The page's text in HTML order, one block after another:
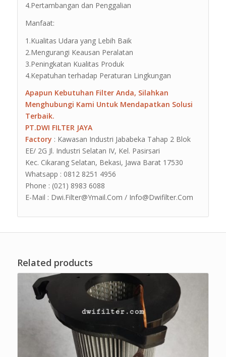
4.Pertambangan dan Penggalian
Manfaat:
1.Kualitas Udara yang Lebih Baik
2.Mengurangi Keausan Peralatan
3.Peningkatan Kualitas Produk
4.Kepatuhan terhadap Peraturan Lingkungan
Apapun Kebutuhan Filter Anda, Silahkan
Menghubungi Kami Untuk Mendapatkan Solusi
Terbaik.
PT.DWI FILTER JAYA
Factory : Kawasan Industri Jababeka Tahap 2 Blok
EE/ 2G Jl. Industri Selatan IV, Kel. Pasirsari
Kec. Cikarang Selatan, Bekasi, Jawa Barat 17530
Whatsapp : 0812 8251 4956
Phone : (021) 8983 6088
E-Mail : Dwi.Filter@Ymail.Com / Info@Dwifilter.Com
Related products